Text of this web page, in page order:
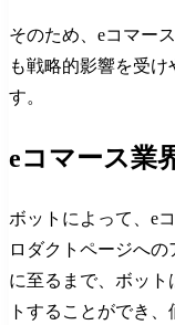
そのため、eコマー
も戦略的影響を受
す。
eコマース業
ボットによって、e
ロダクトページへ
に至るまで、ボッ
トすることができ